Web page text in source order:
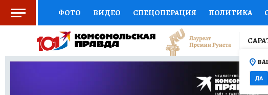
ФОТО ВИДЕО СПЕЦОПЕРАЦИЯ ПОЛИТИКА
СОЦПОДДЕРЖКА НАУКА СПОРТ
ВЫБОР ЭКСПЕРТОВ ДОКТОР ФИНАНСЫ
ПРОГНОЗЫ НА СПОРТ
ДА